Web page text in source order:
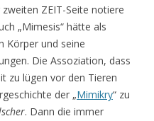
ZEIT-Seite notiere
„Mimesis“ hätte als
Körper und seine
Die Assoziation, dass
zu lügen vor den Tieren
der „Mimikry“ zu
. Dann die immer